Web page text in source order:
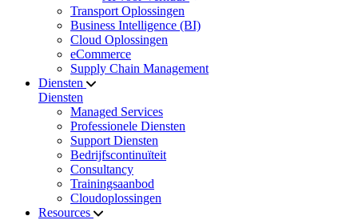
Transport Oplossingen
Business Intelligence (BI)
Cloud Oplossingen
eCommerce
Supply Chain Management
Diensten
Diensten
Managed Services
Professionele Diensten
Support Diensten
Bedrijfscontinuïteit
Consultancy
Trainingsaanbod
Cloudoplossingen
Resources